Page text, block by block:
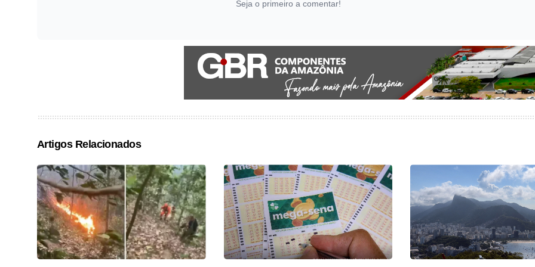
Seja o primeiro a comentar!
Artigos Relacionados